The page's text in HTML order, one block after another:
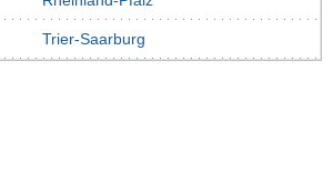
Trier-Saarburg